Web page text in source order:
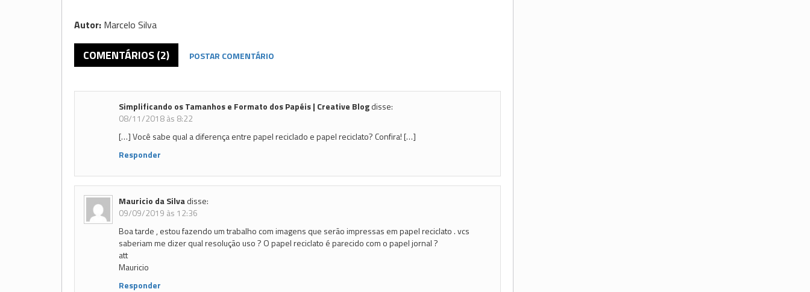
Autor: Marcelo Silva
COMENTÁRIOS (2) POSTAR COMENTÁRIO
Simplificando os Tamanhos e Formato dos Papéis | Creative Blogdisse:
08/11/2018 às 8:22
[…] Você sabe qual a diferença entre papel reciclado e papel reciclato? Confira! […]
Responder
Mauricio da Silvadisse:
09/09/2019 às 12:36
Boa tarde , estou fazendo um trabalho com imagens que serão impressas em papel reciclato . vcs
saberiam me dizer qual resolução uso ? O papel reciclato é parecido com o papel jornal ?
att
Mauricio
Responder